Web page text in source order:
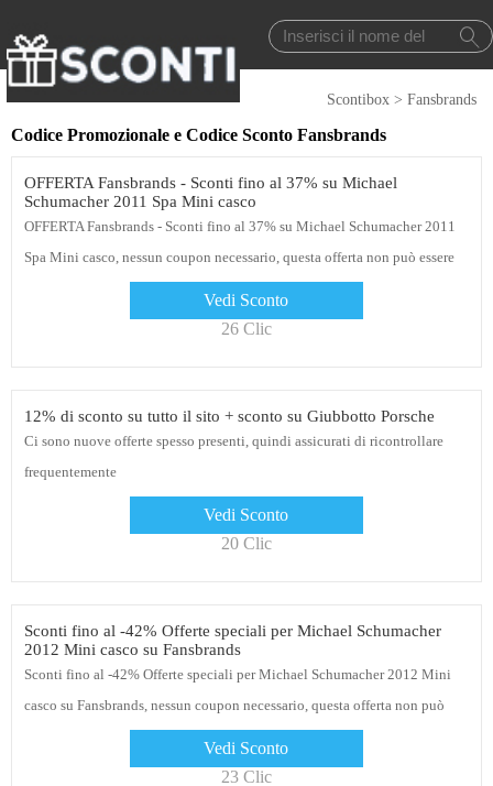
Scontibox > Fansbrands
Codice Promozionale e Codice Sconto Fansbrands
OFFERTA Fansbrands - Sconti fino al 37% su Michael
Schumacher 2011 Spa Mini casco
OFFERTA Fansbrands - Sconti fino al 37% su Michael Schumacher 2011
Spa Mini casco, nessun coupon necessario, questa offerta non può essere
Vedi Sconto
26 Clic
12% di sconto su tutto il sito + sconto su Giubbotto Porsche
Ci sono nuove offerte spesso presenti, quindi assicurati di ricontrollare
frequentemente
Vedi Sconto
20 Clic
Sconti fino al -42% Offerte speciali per Michael Schumacher
2012 Mini casco su Fansbrands
Sconti fino al -42% Offerte speciali per Michael Schumacher 2012 Mini
casco su Fansbrands, nessun coupon necessario, questa offerta non può
Vedi Sconto
23 Clic